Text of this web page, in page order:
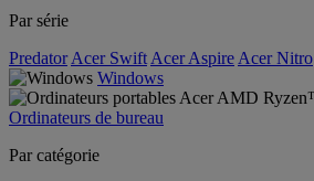
Par série
Predator Acer Swift Acer Aspire Acer Nitro
Windows
Ordinateurs de bureau
Par catégorie